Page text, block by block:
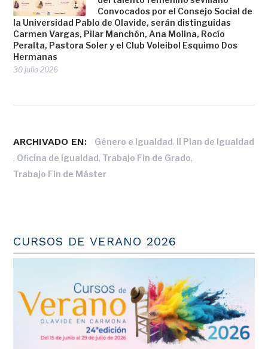
Convocados por el Consejo Social de
la Universidad Pablo de Olavide, serán distinguidas
Carmen Vargas, Pilar Manchón, Ana Molina, Rocío
Peralta, Pastora Soler y el Club Voleibol Esquimo Dos
Hermanas
30 julio 2026
ARCHIVADO EN: Género e Igualdad, II Plan de Igualdad
, Oficina de Igualdad, Trabajo Fin de Grado,
Trabajo Fin de Máster
CURSOS DE VERANO 2026